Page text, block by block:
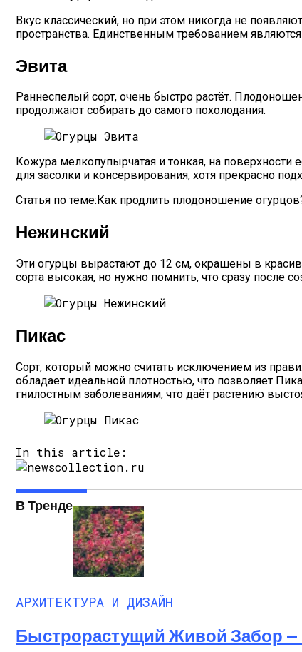
Вкус классический, но при этом никогда не
пространства. Единственным требованием
Эвита
Раннеспелый сорт, очень быстро растёт.
продолжают собирать до самого похолодания.
Кожура мелкопупырчатая и тонкая, на
для засолки и консервирования, хотя прекрасно
Статья по теме:Как продлить плодоношение
Нежинский
Эти огурцы вырастают до 12 см, окрашены в
сорта высокая, но нужно помнить, что сразу после
Пикас
Сорт, который можно считать исключением из
обладает идеальной плотностью, что позволяет
гнилостным заболеваниям, что даёт растению
In this article:
В Тренде
АРХИТЕКТУРА И ДИЗАЙН
Быстрорастущий Живой Забор